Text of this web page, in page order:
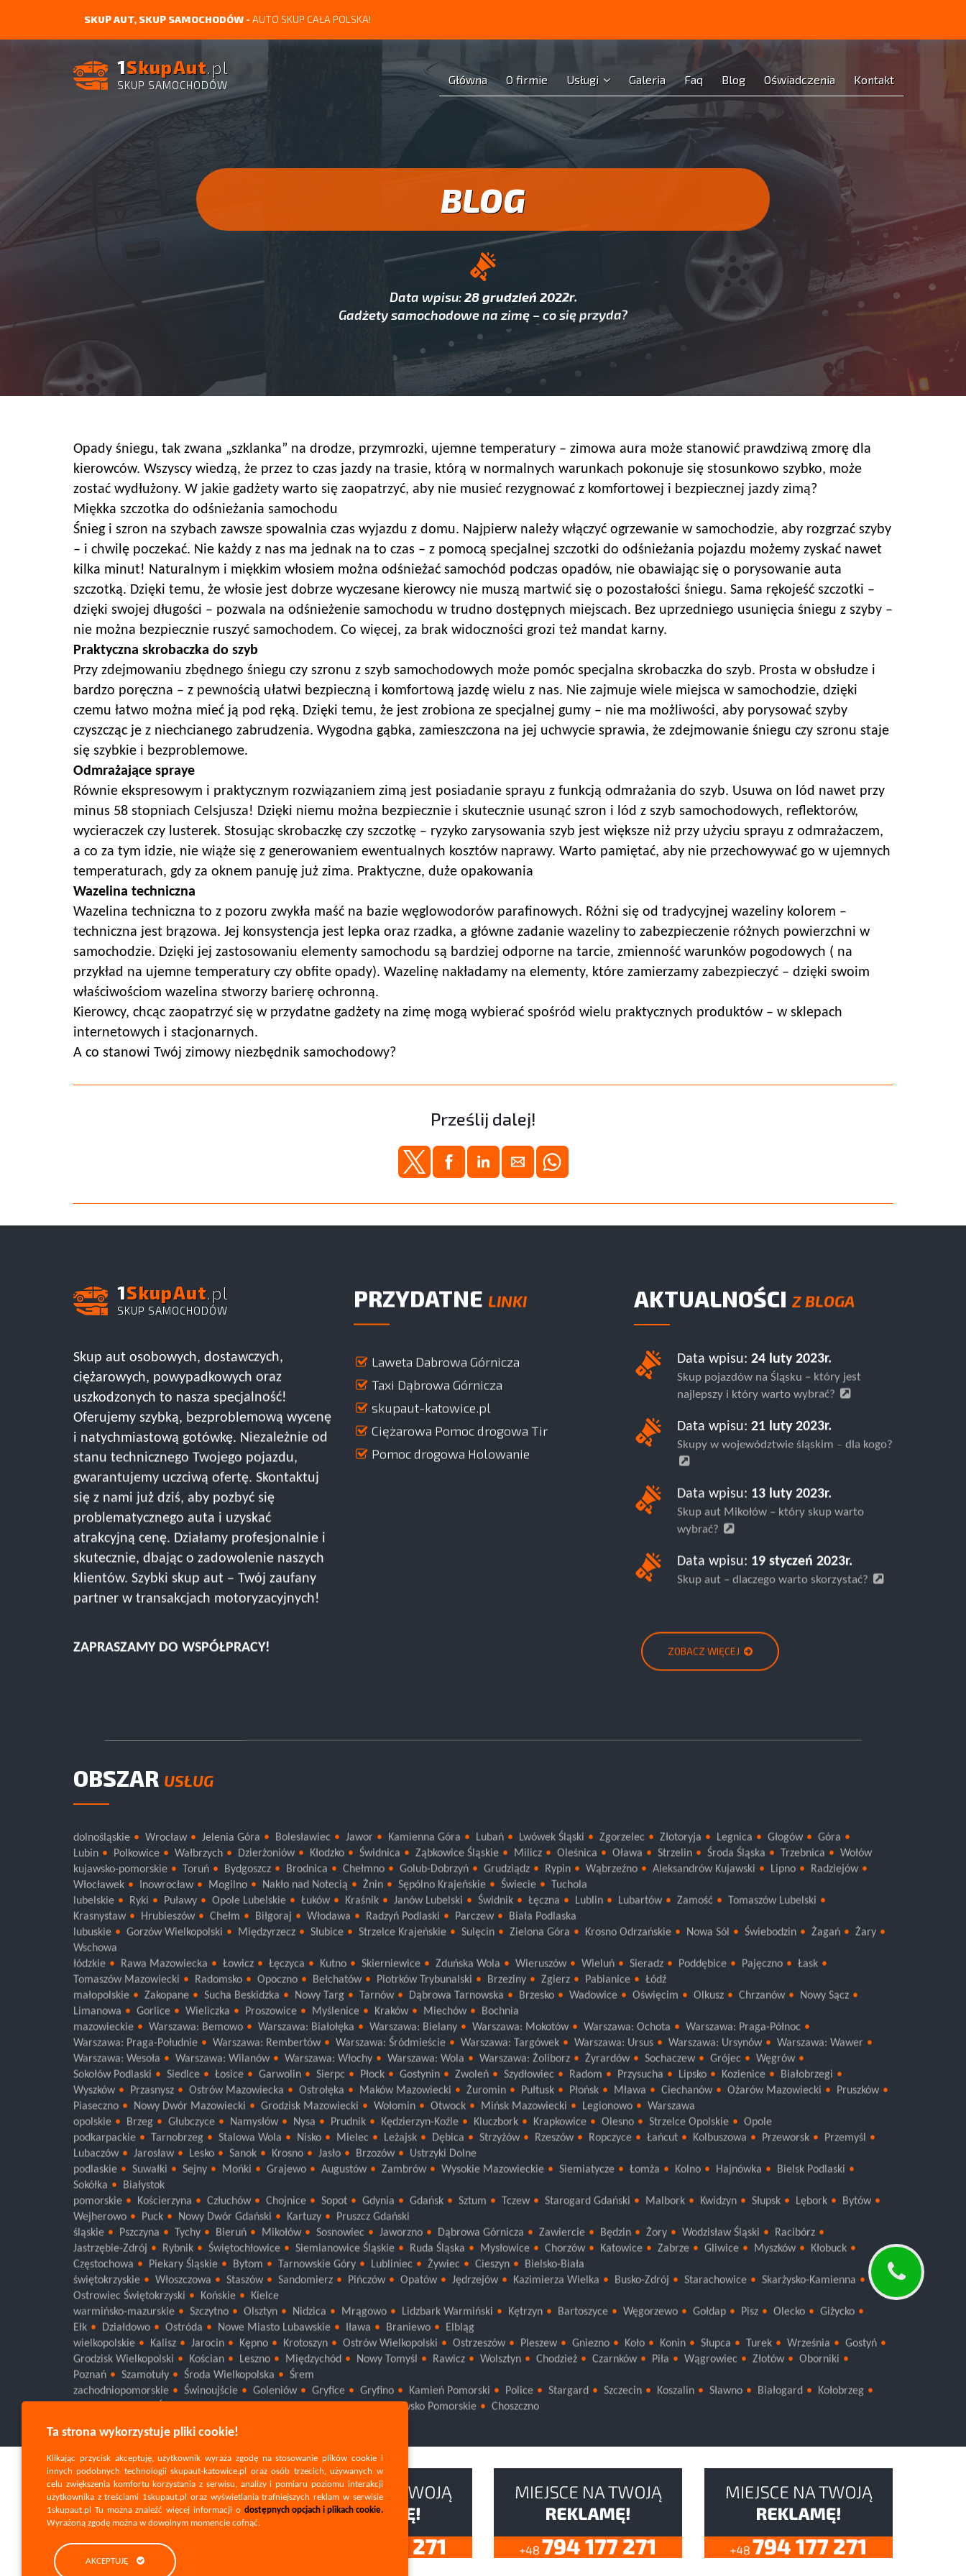
SKUP AUT, SKUP SAMOCHODÓW - AUTO SKUP CAŁA POLSKA!
1SkupAut.pl
SKUP SAMOCHODÓW Główna O firmie Usługi Galeria Faq Blog Oświadczenia Kontakt
BLOG
Data wpisu:28 grudzień 2022r.
Gadżety samochodowe na zimę – co się przyda?
Opady śniegu, tak zwana „szklanka” na drodze, przymrozki, ujemne temperatury – zimowa aura może stanowić prawdziwą zmorę dla
kierowców. Wszyscy wiedzą, że przez to czas jazdy na trasie, którą w normalnych warunkach pokonuje się stosunkowo szybko, może
zostać wydłużony. W jakie gadżety warto się zaopatrzyć, aby nie musieć rezygnować z komfortowej i bezpiecznej jazdy zimą?
Miękka szczotka do odśnieżania samochodu
Śnieg i szron na szybach zawsze spowalnia czas wyjazdu z domu. Najpierw należy włączyć ogrzewanie w samochodzie, aby rozgrzać szyby
– i chwilę poczekać. Nie każdy z nas ma jednak na to czas – z pomocą specjalnej szczotki do odśnieżania pojazdu możemy zyskać nawet
kilka minut! Naturalnym i miękkim włosiem można odśnieżać samochód podczas opadów, nie obawiając się o porysowanie auta
szczotką. Dzięki temu, że włosie jest dobrze wyczesane kierowcy nie muszą martwić się o pozostałości śniegu. Sama rękojeść szczotki –
dzięki swojej długości – pozwala na odśnieżenie samochodu w trudno dostępnych miejscach. Bez uprzedniego usunięcia śniegu z szyby –
nie można bezpiecznie ruszyć samochodem. Co więcej, za brak widoczności grozi też mandat karny.
Praktyczna skrobaczka do szyb
Przy zdejmowaniu zbędnego śniegu czy szronu z szyb samochodowych może pomóc specjalna skrobaczka do szyb. Prosta w obsłudze i
bardzo poręczna – z pewnością ułatwi bezpieczną i komfortową jazdę wielu z nas. Nie zajmuje wiele miejsca w samochodzie, dzięki
czemu łatwo można mieć ją pod ręką. Dzięki temu, że jest zrobiona ze specjalnej gumy – nie ma możliwości, aby porysować szyby
czyszcząc je z niechcianego zabrudzenia. Wygodna gąbka, zamieszczona na jej uchwycie sprawia, że zdejmowanie śniegu czy szronu staje
się szybkie i bezproblemowe.
Odmrażające spraye
Równie ekspresowym i praktycznym rozwiązaniem zimą jest posiadanie sprayu z funkcją odmrażania do szyb. Usuwa on lód nawet przy
minus 58 stopniach Celsjusza! Dzięki niemu można bezpiecznie i skutecznie usunąć szron i lód z szyb samochodowych, reflektorów,
wycieraczek czy lusterek. Stosując skrobaczkę czy szczotkę – ryzyko zarysowania szyb jest większe niż przy użyciu sprayu z odmrażaczem,
a co za tym idzie, nie wiąże się z generowaniem ewentualnych kosztów naprawy. Warto pamiętać, aby nie przechowywać go w ujemnych
temperaturach, gdy za oknem panuję już zima. Praktyczne, duże opakowania
Wazelina techniczna
Wazelina techniczna to z pozoru zwykła maść na bazie węglowodorów parafinowych. Różni się od tradycyjnej wazeliny kolorem –
techniczna jest brązowa. Jej konsystencja jest lepka oraz rzadka, a główne zadanie wazeliny to zabezpieczenie różnych powierzchni w
samochodzie. Dzięki jej zastosowaniu elementy samochodu są bardziej odporne na tarcie, zmienność warunków pogodowych ( na
przykład na ujemne temperatury czy obfite opady). Wazelinę nakładamy na elementy, które zamierzamy zabezpieczyć – dzięki swoim
właściwościom wazelina stworzy barierę ochronną.
Kierowcy, chcąc zaopatrzyć się w przydatne gadżety na zimę mogą wybierać spośród wielu praktycznych produktów – w sklepach
internetowych i stacjonarnych.
A co stanowi Twój zimowy niezbędnik samochodowy?
Prześlij dalej!
1SkupAut .pl
SKUP SAMOCHODÓW
Skup aut osobowych, dostawczych,
ciężarowych, powypadkowych oraz
uszkodzonych to nasza specjalność!
Oferujemy szybką, bezproblemową wycenę
i natychmiastową gotówkę. Niezależnie od
stanu technicznego Twojego pojazdu,
gwarantujemy uczciwą ofertę. Skontaktuj
się z nami już dziś, aby pozbyć się
problematycznego auta i uzyskać
atrakcyjną cenę. Działamy profesjonalnie i
skutecznie, dbając o zadowolenie naszych
klientów. Szybki skup aut – Twój zaufany
partner w transakcjach motoryzacyjnych!
ZAPRASZAMY DO WSPÓŁPRACY!
PRZYDATNE LINKI
Laweta Dabrowa Górnicza
Taxi Dąbrowa Górnicza
skupaut-katowice.pl
Ciężarowa Pomoc drogowa Tir
Pomoc drogowa Holowanie
AKTUALNOŚCI Z BLOGA
Data wpisu: 24 luty 2023r.
Skup pojazdów na Śląsku – który jest
najlepszy i który warto wybrać?
Data wpisu: 21 luty 2023r.
Skupy w województwie śląskim – dla kogo?
Data wpisu: 13 luty 2023r.
Skup aut Mikołów – który skup warto
wybrać?
Data wpisu: 19 styczeń 2023r.
Skup aut – dlaczego warto skorzystać?
ZOBACZ WIĘCEJ
OBSZAR USŁUG
dolnośląskie Wrocław Jelenia Góra Bolesławiec Jawor Kamienna Góra Lubań Lwówek Śląski Zgorzelec Złotoryja Legnica Głogów
Góra
Lubin
Polkowice Wałbrzych Dzierżoniów Kłodzko Świdnica Ząbkowice Śląskie Milicz Oleśnica Oława Strzelin Środa Śląska Trzebnica
Wołów
kujawsko-pomorskie
Toruń Bydgoszcz Brodnica Chełmno Golub-Dobrzyń Grudziądz Rypin Wąbrzeźno Aleksandrów Kujawski Lipno
Radziejów
Włocławek
Inowrocław Mogilno Nakło nad Notecią Żnin Sępólno Krajeńskie Świecie
Tuchola
lubelskie
Ryki Puławy Opole Lubelskie Łuków Kraśnik Janów Lubelski Świdnik Łęczna Lublin Lubartów Zamość
Tomaszów Lubelski
Krasnystaw
Hrubieszów Chełm Biłgoraj Włodawa Radzyń Podlaski Parczew
Biała Podlaska
lubuskie
Gorzów Wielkopolski Międzyrzecz Słubice Strzelce Krajeńskie Sulęcin Zielona Góra Krosno Odrzańskie Nowa Sól Świebodzin Żagań
Żary
Wschowa
łódzkie
Rawa Mazowiecka Łowicz Łęczyca Kutno Skierniewice Zduńska Wola Wieruszów Wieluń Sieradz Poddębice Pajęczno
Łask
Tomaszów Mazowiecki
Radomsko Opoczno Bełchatów Piotrków Trybunalski Brzeziny Zgierz Pabianice
Łódź
małopolskie
Zakopane Sucha Beskidzka Nowy Targ Tarnów Dąbrowa Tarnowska Brzesko Wadowice Oświęcim Olkusz Chrzanów
Nowy Sącz
Limanowa
Gorlice Wieliczka Proszowice Myślenice Kraków Miechów
Bochnia
mazowieckie
Warszawa: Bemowo Warszawa: Białołęka Warszawa: Bielany Warszawa: Mokotów Warszawa: Ochota
Warszawa: Praga-Północ
Warszawa: Praga-Południe
Warszawa: Rembertów Warszawa: Śródmieście Warszawa: Targówek Warszawa: Ursus Warszawa: Ursynów
Warszawa: Wawer
Warszawa: Wesoła
Warszawa: Wilanów Warszawa: Włochy Warszawa: Wola Warszawa: Żoliborz Żyrardów Sochaczew Grójec
Węgrów
Sokołów Podlaski
Siedlce Łosice Garwolin Sierpc Płock Gostynin Zwoleń Szydłowiec Radom Przysucha Lipsko Kozienice
Białobrzegi
Wyszków
Przasnysz Ostrów Mazowiecka Ostrołęka Maków Mazowiecki Żuromin Pułtusk Płońsk Mława Ciechanów Ożarów Mazowiecki
Pruszków
Piaseczno
Nowy Dwór Mazowiecki Grodzisk Mazowiecki Wołomin Otwock Mińsk Mazowiecki Legionowo
Warszawa
opolskie
Brzeg Głubczyce Namysłów Nysa Prudnik Kędzierzyn-Koźle Kluczbork Krapkowice Olesno Strzelce Opolskie
Opole
podkarpackie
Tarnobrzeg Stalowa Wola Nisko Mielec Leżajsk Dębica Strzyżów Rzeszów Ropczyce Łańcut Kolbuszowa Przeworsk
Przemyśl
Lubaczów
Jarosław Lesko Sanok Krosno Jasło Brzozów
Ustrzyki Dolne
podlaskie
Suwałki Sejny Mońki Grajewo Augustów Zambrów Wysokie Mazowieckie Siemiatycze Łomża Kolno Hajnówka
Bielsk Podlaski
Sokółka
Białystok
pomorskie
Kościerzyna Człuchów Chojnice Sopot Gdynia Gdańsk Sztum Tczew Starogard Gdański Malbork Kwidzyn Słupsk Lębork
Bytów
Wejherowo
Puck Nowy Dwór Gdański Kartuzy
Pruszcz Gdański
śląskie
Pszczyna Tychy Bieruń Mikołów Sosnowiec Jaworzno Dąbrowa Górnicza Zawiercie Będzin Żory Wodzisław Śląski
Racibórz
Jastrzębie-Zdrój
Rybnik Świętochłowice Siemianowice Śląskie Ruda Śląska Mysłowice Chorzów Katowice Zabrze Gliwice Myszków
Kłobuck
Częstochowa
Piekary Śląskie Bytom Tarnowskie Góry Lubliniec Żywiec Cieszyn
Bielsko-Biała
świętokrzyskie
Włoszczowa Staszów Sandomierz Pińczów Opatów Jędrzejów Kazimierza Wielka Busko-Zdrój Starachowice
Skarżysko-Kamienna
Ostrowiec Świętokrzyski
Końskie
Kielce
warmińsko-mazurskie
Szczytno Olsztyn Nidzica Mrągowo Lidzbark Warmiński Kętrzyn Bartoszyce Węgorzewo Gołdap Pisz Olecko
Giżycko
Ełk
Działdowo Ostróda Nowe Miasto Lubawskie Iława Braniewo
Elbląg
wielkopolskie
Kalisz Jarocin Kępno Krotoszyn Ostrów Wielkopolski Ostrzeszów Pleszew Gniezno Koło Konin Słupca Turek Września
Gostyń
Grodzisk Wielkopolski
Kościan Leszno Międzychód Nowy Tomyśl Rawicz Wolsztyn Chodzież Czarnków Piła Wągrowiec Złotów
Oborniki
Poznań
Szamotuły Środa Wielkopolska
Śrem
zachodniopomorskie
Świnoujście Goleniów Gryfice Gryfino Kamień Pomorski Police Stargard Szczecin Koszalin Sławno Białogard
Kołobrzeg
Drawsko Pomorskie Choszczno
Ta strona wykorzystuje pliki cookie!
Klikając przycisk akceptuję, użytkownik wyraża zgodę na stosowanie plików cookie i
innych podobnych technologii skupaut-katowice.pl oraz osób trzecich, używanych w
celu zwiększenia komfortu korzystania z serwisu, analizy i pomiaru poziomu interakcji
użytkownika z treściami 1skupaut.pl oraz wyświetlania trafniejszych reklam w serwisie
1skupaut.pl Tu można znaleźć więcej informacji o dostępnych opcjach i plikach cookie.
Wyrażoną zgodę można w dowolnym momencie cofnąć.
AKCEPTUJĘ